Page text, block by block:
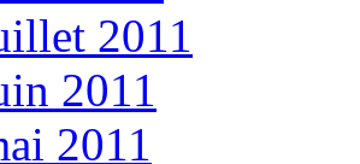
2011
2011
2011